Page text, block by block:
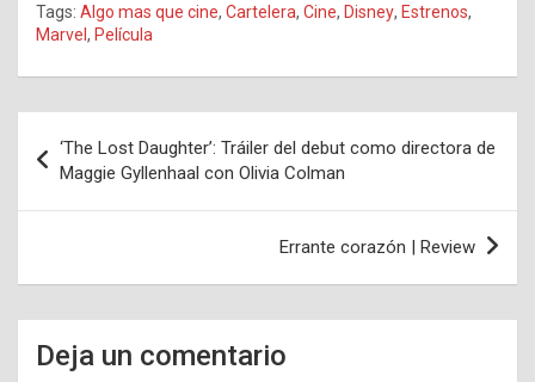
Tags: Algo mas que cine, Cartelera, Cine, Disney, Estrenos,
Marvel , Película
de
entradas
‘The Lost Daughter’: Tráiler del debut como directora de
Maggie Gyllenhaal con Olivia Colman
Errante corazón | Review
Deja un comentario